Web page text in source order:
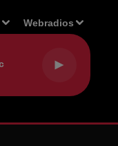
Webradios